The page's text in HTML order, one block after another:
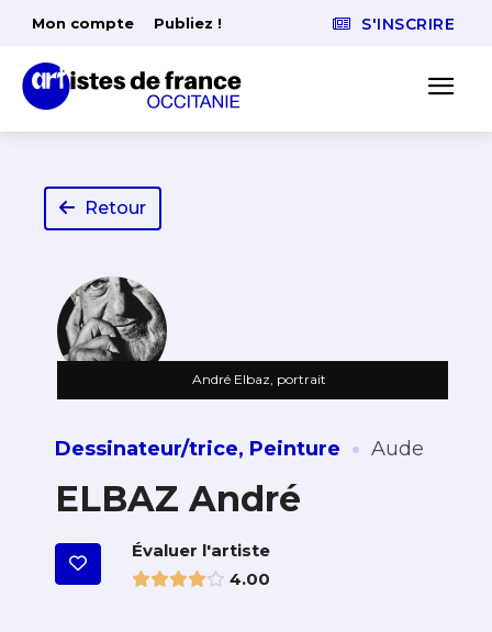
Mon compte Publiez ! S'INSCRIRE
Retour
André Elbaz, portrait
Dessinateur/trice, Peinture · Aude
ELBAZ André
Évaluer l'artiste
4.00